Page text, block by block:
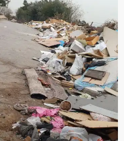
Akpolat, Çevre, Şehircilik ve
İklim Değişikliği Bakanlığı ile
kurulan temaslara dikkat
çekerek, vatandaşı tedirgin
eden yıkım söylentilerine
açıklık getirdi. Adalar...